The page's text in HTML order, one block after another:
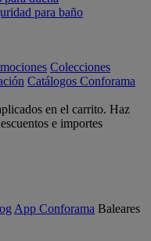
para baño
Colecciones
Catálogos Conforama
en el carrito. Haz
e importes
App Conforama Baleares